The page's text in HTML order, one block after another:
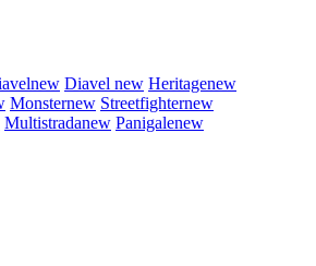
new Diavel new Heritagenew
Monsternew Streetfighternew
Multistradanew Panigalenew